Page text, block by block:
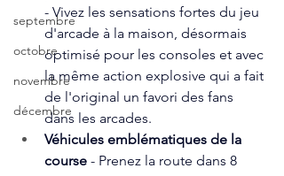
septembre
octobre
novembre
décembre
- Vivez les sensations fortes du jeu
d'arcade à la maison, désormais
optimisé pour les consoles et avec
la même action explosive qui a fait
de l'original un favori des fans
dans les arcades.
Véhicules emblématiques de la
course - Prenez la route dans 8